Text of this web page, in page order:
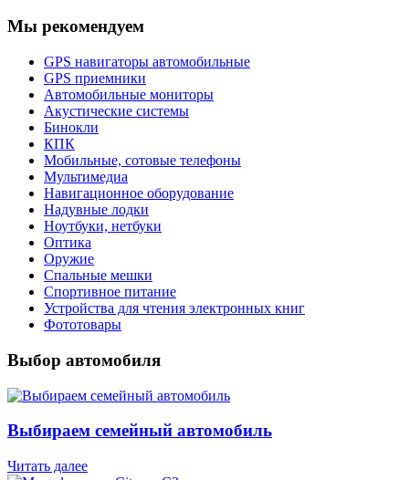
Мы рекомендуем
GPS навигаторы автомобильные
GPS приемники
Автомобильные мониторы
Акустические системы
Бинокли
КПК
Мобильные, сотовые телефоны
Мультимедиа
Навигационное оборудование
Надувные лодки
Ноутбуки, нетбуки
Оптика
Оружие
Спальные мешки
Спортивное питание
Устройства для чтения электронных книг
Фототовары
Выбор автомобиля
Выбираем семейный автомобиль
Читать далее